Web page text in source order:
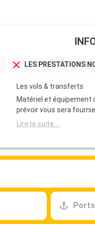
LES PRESTATIONS
Les vols & transferts
Matériel et équipement
prévoir vous sera
Lire la suite...
Ports